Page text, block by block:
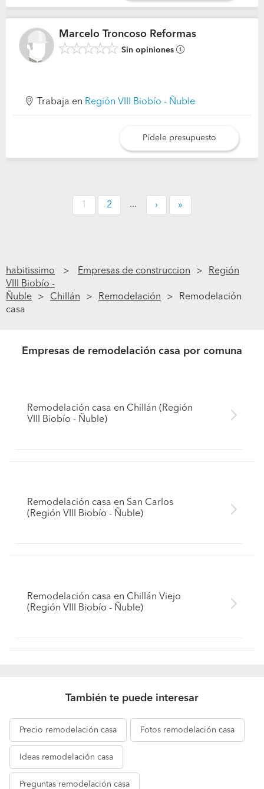
Marcelo Troncoso Reformas
Sin opiniones
Trabaja en Región VIII Biobío - Ñuble
Pídele presupuesto
1 2 ... › »
habitissimo Empresas de construccion
Región
VIII Biobío -
Ñuble
Chillán Remodelación
Remodelación
casa
Empresas de remodelación casa por comuna
Remodelación casa en Chillán (Región
VIII Biobío - Ñuble)
Remodelación casa en San Carlos
(Región VIII Biobío - Ñuble)
Remodelación casa en Chillán Viejo
(Región VIII Biobío - Ñuble)
También te puede interesar
Precio remodelación casa Fotos remodelación casa
Ideas remodelación casa
Preguntas remodelación casa